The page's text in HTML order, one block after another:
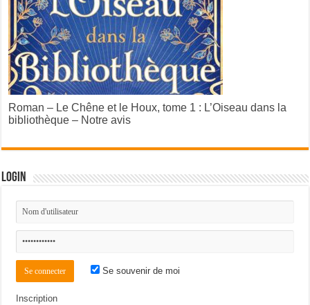
Roman – Le Chêne et le Houx, tome 1 : L’Oiseau dans la
bibliothèque – Notre avis
Login
Se souvenir de moi
Inscription